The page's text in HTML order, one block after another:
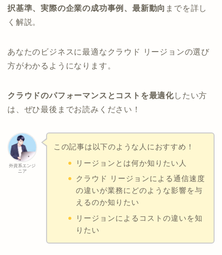
択基準、実際の企業の成功事例、最新動向 までを詳し
く解説。
あなたのビジネスに最適なクラウド リージョンの選び
方がわかるようになります。
クラウドのパフォーマンスとコストを最適化したい方
は、ぜひ最後までお読みください！
外資系エンジ
ニア
この記事は以下のような人におすすめ！
リージョンとは何か知りたい人
クラウド リージョンによる通信速度
の違いが業務にどのような影響を与
えるのか知りたい
リージョンによるコストの違いを知
りたい